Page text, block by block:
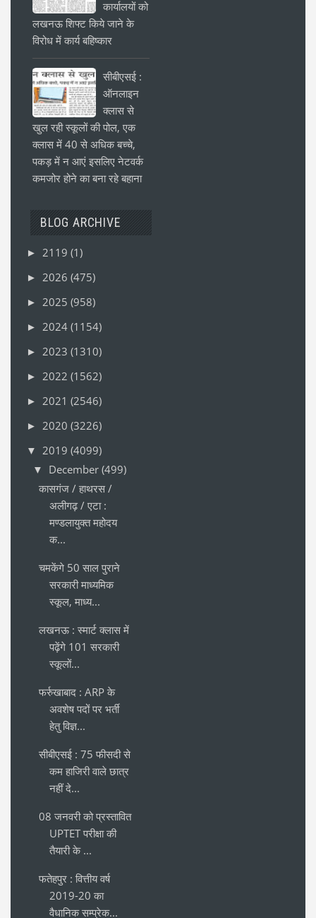
कार्यालयों को
लखनऊ शिफ्ट किये जाने के
विरोध में कार्य बहिष्कार
सीबीएसई :
ऑनलाइन
क्लास से
खुल रही स्कूलों की पोल, एक
क्लास में 40 से अधिक बच्चे,
पकड़ में न आएं इसलिए नेटवर्क
कमजोर होने का बना रहे बहाना
BLOG ARCHIVE
► 2119 (1)
► 2026 (475)
► 2025 (958)
► 2024 (1154)
► 2023 (1310)
► 2022 (1562)
► 2021 (2546)
► 2020 (3226)
▼ 2019 (4099)
▼ December (499)
कासगंज / हाथरस /
अलीगढ़ / एटा :
मण्डलायुक्त महोदय
क...
चमकेंगे 50 साल पुराने
सरकारी माध्यमिक
स्कूल, माध्य...
लखनऊ : स्मार्ट क्लास में
पढ़ेंगे 101 सरकारी
स्कूलों...
फर्रुखाबाद : ARP के
अवशेष पदों पर भर्ती
हेतु विज्ञ...
सीबीएसई : 75 फीसदी से
कम हाजिरी वाले छात्र
नहीं दे...
08 जनवरी को प्रस्तावित
UPTET परीक्षा की
तैयारी के ...
फतेहपुर : वित्तीय वर्ष
2019-20 का
वैधानिक सम्प्रेक...